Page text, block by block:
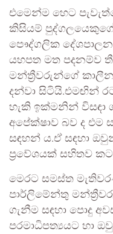
එමෙන්ම හෙට
කිසියම්
පෞද්ගලික
යහපත මත පදනම්ව
මන්ත්‍රීවරුන්ගේ කාලීන
දන්වා සිටියි.එමඟින්
හැකි ඉක්මනින් විසඳා
අපේක්ෂාව බව ද
සඳහන් ය.ඒ සඳහා
ප්‍රවේශයක් සහිතව
මෙරට සමස්ත
පාර්ලිමේන්තු
ගැනීම සඳහා පොදු
පරමාධිපත්‍යයට හා